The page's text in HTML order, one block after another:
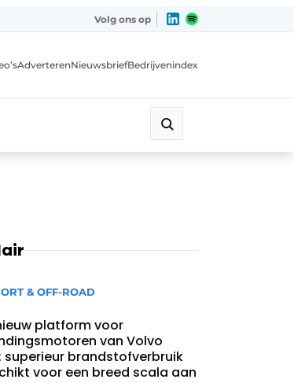
Volg ons op
AdverterenNieuwsbriefBedrijvenindex
& OFF-ROAD
platform voor
van Volvo
superieur brandstofverbruik
voor een breed scala aan